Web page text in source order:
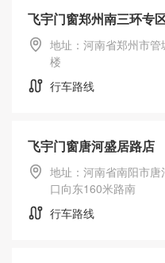
飞宇门窗郑州南三环专
地址：河南省郑州市
楼
行车路线
飞宇门窗唐河盛居路店
地址：河南省南阳市
口向东160米路南
行车路线